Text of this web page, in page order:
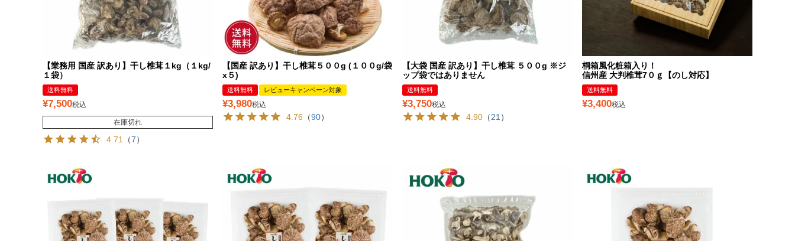
【業務用 国産 訳あり】干し椎茸１kg（１kg/
１袋）
送料無料
¥7,500税込
在庫切れ
4.71 （7）
【国産 訳あり】干し椎茸５００g (１００g/袋
x５)
送料無料 レビューキャンペーン対象
¥3,980税込
4.76 （90）
【大袋 国産 訳あり】干し椎茸 ５００g ※ジ
ップ袋ではありません
送料無料
¥3,750税込
4.90 （21 ）
桐箱風化粧箱入り！
信州産 大判椎茸7０ｇ【のし対応】
送料無料
¥3,400税込